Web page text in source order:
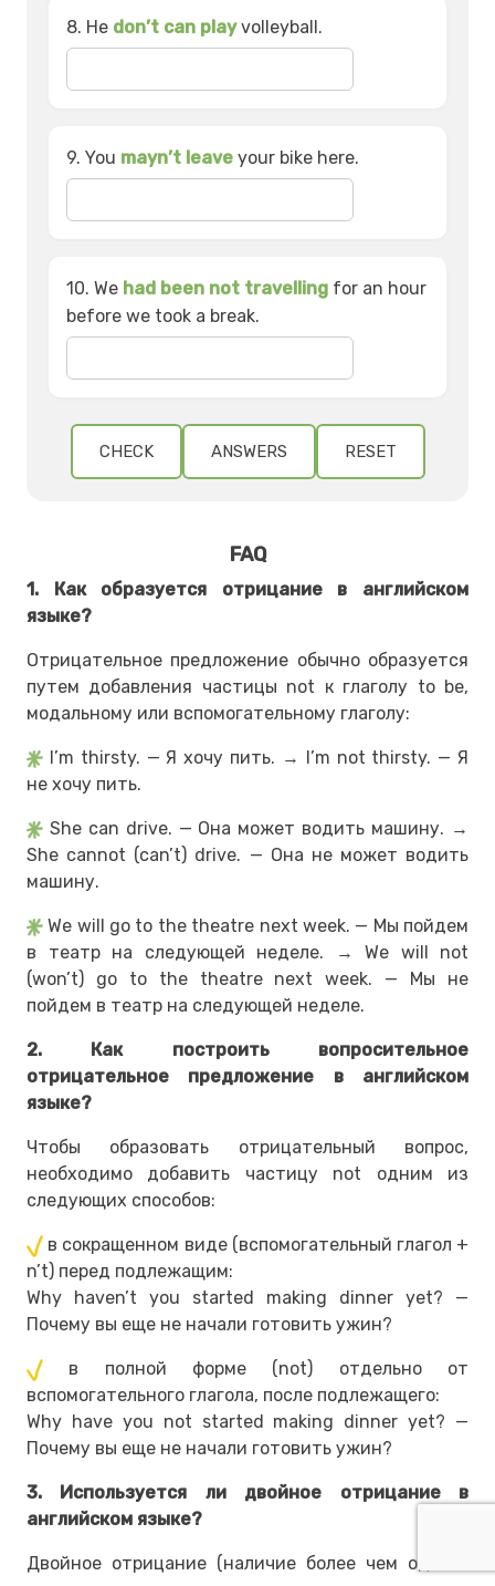
8. He don’t can playvolleyball.
9. You mayn’t leave your bike here.
10. We had been not travelling for an hour
before we took a break.
CHECK ANSWERS RESET
FAQ
1. Как образуется отрицание в английском
языке?
Отрицательное предложение обычно образуется
путем добавления частицы not к глаголу to be,
модальному или вспомогательному глаголу:
I’m thirsty. — Я хочу пить. → I’m not thirsty. — Я
не хочу пить.
She can drive. — Она может водить машину. →
She cannot (can’t) drive. — Она не может водить
машину.
We will go to the theatre next week. — Мы пойдем
в театр на следующей неделе. → We will not
(won’t) go to the theatre next week. — Мы не
пойдем в театр на следующей неделе.
2. Как построить вопросительное
отрицательное предложение в английском
языке?
Чтобы образовать отрицательный вопрос,
необходимо добавить частицу not одним из
следующих способов:
в сокращенном виде (вспомогательный глагол +
n’t) перед подлежащим:
Why haven’t you started making dinner yet? —
Почему вы еще не начали готовить ужин?
в полной форме (not) отдельно от
вспомогательного глагола, после подлежащего:
Why have you not started making dinner yet? —
Почему вы еще не начали готовить ужин?
3. Используется ли двойное отрицание в
английском языке?
Двойное отрицание (наличие более чем одного